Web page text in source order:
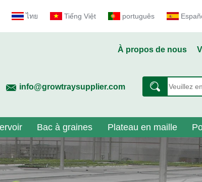
ไทย Tiếng Việt português
À propos de nous
info@growtraysupplier.com
Bac à graines Plateau en maille